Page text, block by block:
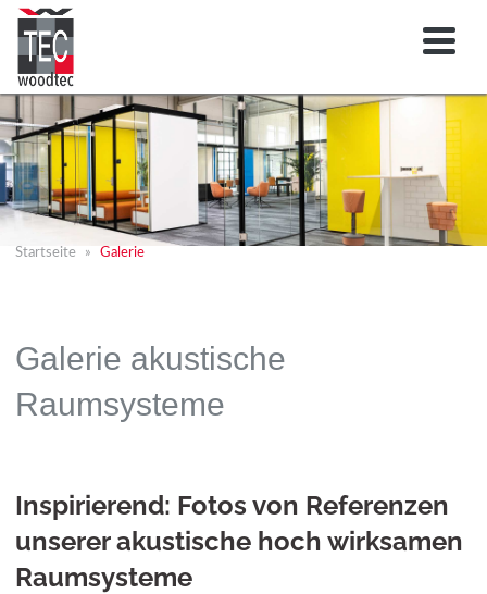
Startseite Galerie
Galerie akustische
Raumsysteme
Inspirierend: Fotos von Referenzen
unserer akustische hoch wirksamen
Raumsysteme